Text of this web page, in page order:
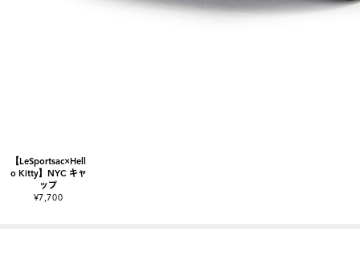
【LeSportsac×Hell
o Kitty】NYC キャ
ップ
¥7,700